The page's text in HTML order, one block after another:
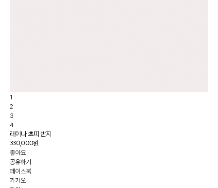
1
2
3
4
레이나 쁘띠 반지
330,000원
좋아요
공유하기
페이스북
카카오